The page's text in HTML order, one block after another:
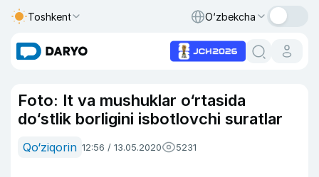
Toshkent O‘zbekcha
Foto: It va mushuklar o‘rtasida
do‘stlik borligini isbotlovchi suratlar
Qo‘ziqorin 12:56 / 13.05.2020 5231